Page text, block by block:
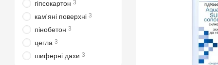
гіпсокартон 3
кам'яні поверхні 3
пінобетон 3
цегла 3
шиферні дахи 3